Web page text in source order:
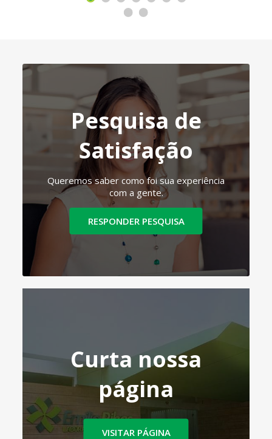
Pesquisa de
Satisfação
Queremos saber como foi sua experiência
com a gente.
RESPONDER PESQUISA
Curta nossa
página
VISITAR PÁGINA